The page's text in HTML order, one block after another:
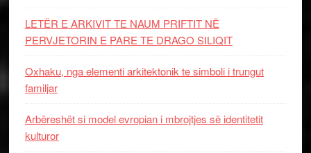
LETËR E ARKIVIT TE NAUM PRIFTIT NË
PERVJETORIN E PARE TE DRAGO SILIQIT
Oxhaku, nga elementi arkitektonik te simboli i trungut
familjar
Arbëreshët si model evropian i mbrojtjes së identitetit
kulturor